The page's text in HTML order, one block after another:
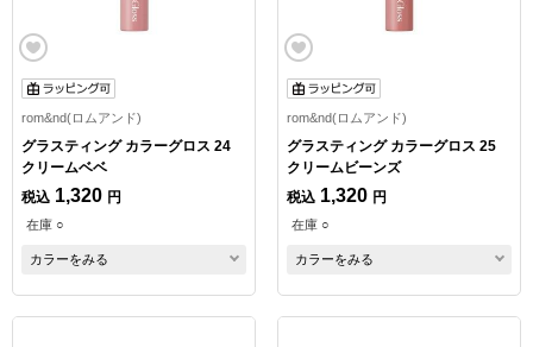
rom&nd(ロムアンド)
グラスティング カラーグロス 24
クリームベベ
税込 1,320 円
在庫 ○
カラーをみる
rom&nd(ロムアンド)
グラスティング カラーグロス 25
クリームビーンズ
税込 1,320 円
在庫 ○
カラーをみる